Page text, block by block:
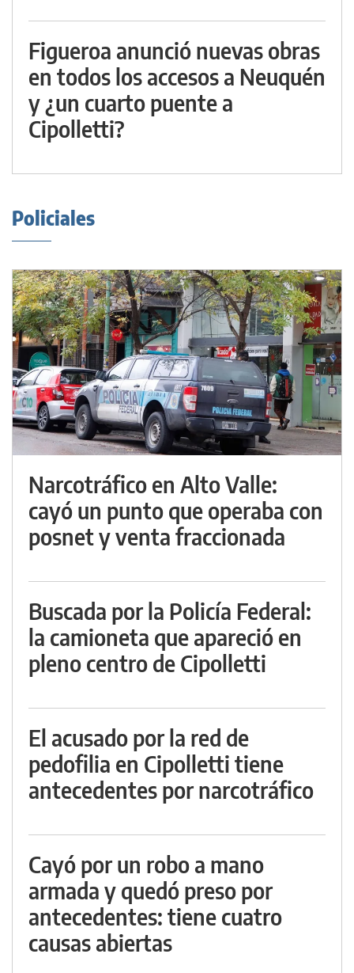
Figueroa anunció nuevas obras
en todos los accesos a Neuquén
y ¿un cuarto puente a
Cipolletti?
Policiales
Narcotráfico en Alto Valle:
cayó un punto que operaba con
posnet y venta fraccionada
Buscada por la Policía Federal:
la camioneta que apareció en
pleno centro de Cipolletti
El acusado por la red de
pedofilia en Cipolletti tiene
antecedentes por narcotráfico
Cayó por un robo a mano
armada y quedó preso por
antecedentes: tiene cuatro
causas abiertas